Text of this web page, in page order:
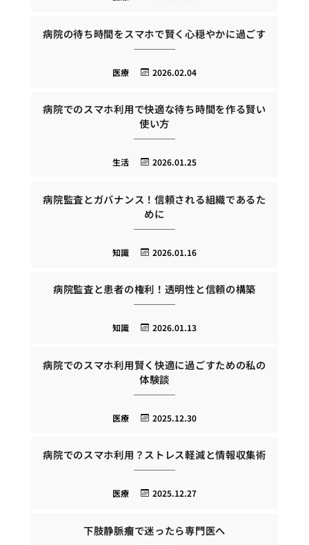
病院の待ち時間をスマホで賢く心穏やかに過ごす
2026.02.04
医療
病院でのスマホ利用で快適な待ち時間を作る賢い
使い方
2026.01.25
生活
病院監査とガバナンス！信頼される組織であるた
めに
2026.01.16
知識
病院監査と患者の権利！透明性と信頼の構築
2026.01.13
知識
病院でのスマホ利用賢く快適に過ごすための私の
体験談
2025.12.30
医療
病院でのスマホ利用？ストレス軽減と情報収集術
2025.12.27
医療
下肢静脈瘤で迷ったら専門医へ